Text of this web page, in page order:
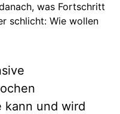
was Fortschritt
schlicht: Wie wollen
kann und wird